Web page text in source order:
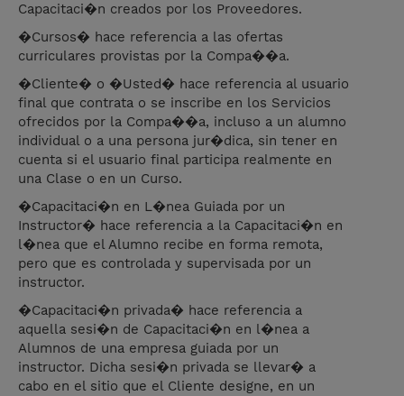
Capacitaci�n creados por los Proveedores.
�Cursos� hace referencia a las ofertas
curriculares provistas por la Compa��a.
�Cliente� o �Usted� hace referencia al usuario
final que contrata o se inscribe en los Servicios
ofrecidos por la Compa��a, incluso a un alumno
individual o a una persona jur�dica, sin tener en
cuenta si el usuario final participa realmente en
una Clase o en un Curso.
�Capacitaci�n en L�nea Guiada por un
Instructor� hace referencia a la Capacitaci�n en
l�nea que el Alumno recibe en forma remota,
pero que es controlada y supervisada por un
instructor.
�Capacitaci�n privada� hace referencia a
aquella sesi�n de Capacitaci�n en l�nea a
Alumnos de una empresa guiada por un
instructor. Dicha sesi�n privada se llevar� a
cabo en el sitio que el Cliente designe, en un